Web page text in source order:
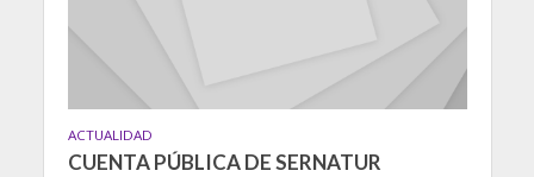
ACTUALIDAD
CUENTA PÚBLICA DE SERNATUR